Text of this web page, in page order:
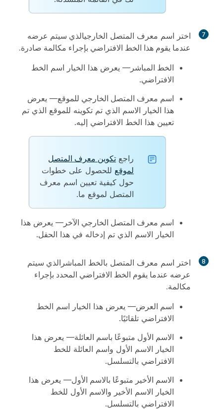
7 اختر اسم معرف المتصل الخارجيالذي سيتم عرضه
عندما يقوم هذا الخط الافتراضي بإجراء مكالمة صادرة.
الخط المباشر — يعرض هذا الخيار اسم الخط
الافتراضي.
اسم معرف المتصل الخارجي للموقع— يعرض
هذا الخيار الاسم الذي تم تكوينه للموقع الذي تم
تعيين هذا الخط الافتراضي إليه.
راجع تكوين معرف المتصل
لموقع للحصول على خطوات
حول كيفية تعيين اسم معرف
المتصل لموقع ما.
اسم معرف المتصل الخارجي الآخر — يعرض هذا
الخيار الاسم الذي تم إدخاله في هذا الحقل.
8 اختر اسم معرف المتصل بالخط المباشر الذي سيتم
عرضه عندما يقوم الخط الافتراضي المحدد بإجراء
مكالمة.
اسم العرض— يعرض هذا الخيار اسم الخط
الافتراضي تلقائيًا.
الاسم الأول متبوعًا باسم العائلة— يعرض هذا
الخيار الاسم الأول واسم العائلة للخط
الافتراضي بالتسلسل.
الاسم الأخير متبوعًا بالاسم الأول— يعرض هذا
الخيار الاسم الأخير والاسم الأول للخط
الافتراضي بالتسلسل.